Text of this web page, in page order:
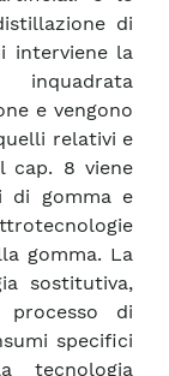
di
interviene la
e vengono
relativi e
cap. 8 viene
di gomma e
gomma. La
sostitutiva,
processo di
specifici